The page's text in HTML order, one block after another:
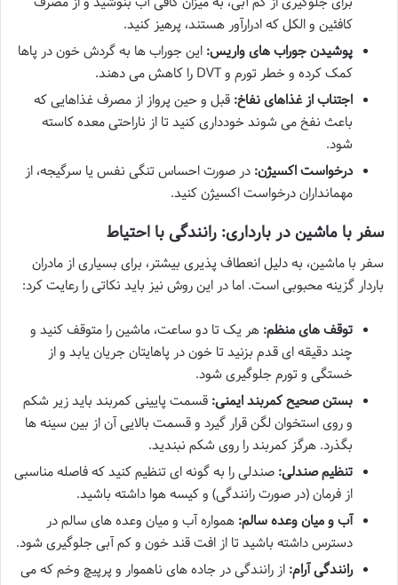
کافئین و الکل که ادرارآور هستند، پرهیز کنید.
پوشیدن جوراب های واریس: این جوراب ها به گردش خون در پاها
کمک کرده و خطر تورم و DVT را کاهش می دهند.
اجتناب از غذاهای نفاخ: قبل و حین پرواز از مصرف غذاهایی که
باعث نفخ می شوند خودداری کنید تا از ناراحتی معده کاسته
شود.
درخواست اکسیژن: در صورت احساس تنگی نفس یا سرگیجه، از
مهمانداران درخواست اکسیژن کنید.
سفر با ماشین در بارداری: رانندگی با احتیاط
سفر با ماشین، به دلیل انعطاف پذیری بیشتر، برای بسیاری از مادران
باردار گزینه محبوبی است. اما در این روش نیز باید نکاتی را رعایت کرد:
توقف های منظم: هر یک تا دو ساعت، ماشین را متوقف کنید و
چند دقیقه ای قدم بزنید تا خون در پاهایتان جریان یابد و از
خستگی و تورم جلوگیری شود.
بستن صحیح کمربند ایمنی: قسمت پایینی کمربند باید زیر شکم
و روی استخوان لگن قرار گیرد و قسمت بالایی آن از بین سینه ها
بگذرد. هرگز کمربند را روی شکم نبندید.
تنظیم صندلی: صندلی را به گونه ای تنظیم کنید که فاصله مناسبی
از فرمان (در صورت رانندگی) و کیسه هوا داشته باشید.
آب و میان وعده سالم: همواره آب و میان وعده های سالم در
دسترس داشته باشید تا از افت قند خون و کم آبی جلوگیری شود.
رانندگی آرام: از رانندگی در جاده های ناهموار و پرپیچ وخم که می